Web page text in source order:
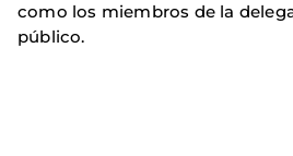
como los miembros de la
público.